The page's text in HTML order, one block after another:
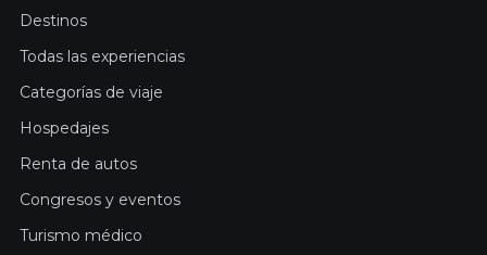
Destinos
Todas las experiencias
Categorías de viaje
Hospedajes
Renta de autos
Congresos y eventos
Turismo médico